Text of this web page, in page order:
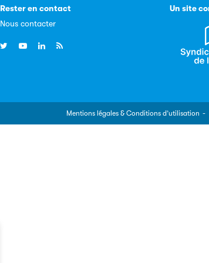
Rester en contact
Nous contacter
Un site
Mentions légales & Conditions d’utilisation